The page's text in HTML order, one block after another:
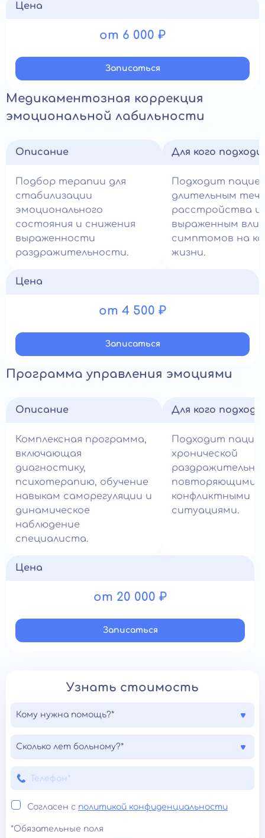
Цена
от 6 000 ₽
Записатьcя
Медикаментозная коррекция
эмоциональной лабильности
Описание
Подбор терапии для
стабилизации
эмоционального
состояния и снижения
выраженности
раздражительности.
Для кого
Подходит
длительным
расстройства и
выраженным
симптомов на
жизни.
Цена
от 4 500 ₽
Записатьcя
Программа управления эмоциями
Описание
Комплексная программа,
включающая
диагностику,
психотерапию, обучение
навыкам саморегуляции и
динамическое
наблюдение
специалиста.
Для кого
Подходит
хронической
конфликтными
ситуациями.
Цена
от 20 000 ₽
Записатьcя
Узнать стоимость
Кому нужна помощь?*
Сколько лет больному?*
Согласен с политикой конфиденциальности
*Обязательные поля